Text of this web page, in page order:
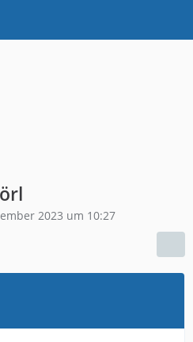
2023 um 10:27